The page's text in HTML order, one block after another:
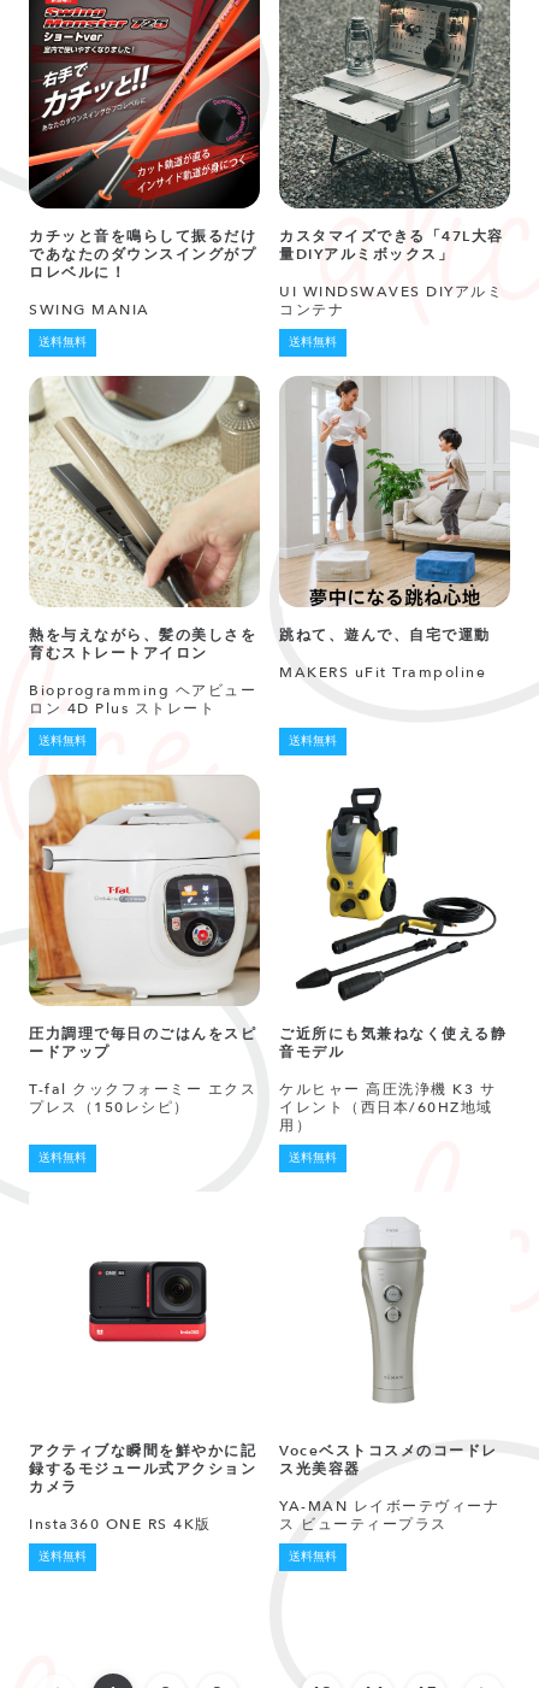
カチッと音を鳴らして振るだけ
であなたのダウンスイングがプ
ロレベルに！
SWING MANIA
送料無料
カスタマイズできる「47L大容
量DIYアルミボックス」
UI WINDSWAVES DIYアルミ
コンテナ
送料無料
熱を与えながら、髪の美しさを
育むストレートアイロン
Bioprogramming ヘアビュー
ロン 4D Plus ストレート
送料無料
跳ねて、遊んで、自宅で運動
MAKERS uFit Trampoline
送料無料
圧力調理で毎日のごはんをスピ
ードアップ
T-fal クックフォーミー エクス
プレス（150レシピ）
送料無料
ご近所にも気兼ねなく使える静
音モデル
ケルヒャー 高圧洗浄機 K3 サ
イレント（西日本/60HZ地域
用）
送料無料
アクティブな瞬間を鮮やかに記
録するモジュール式アクション
カメラ
Insta360 ONE RS 4K版
送料無料
Voceベストコスメのコードレ
ス光美容器
YA-MAN レイボーテヴィーナ
ス ビューティープラス
送料無料